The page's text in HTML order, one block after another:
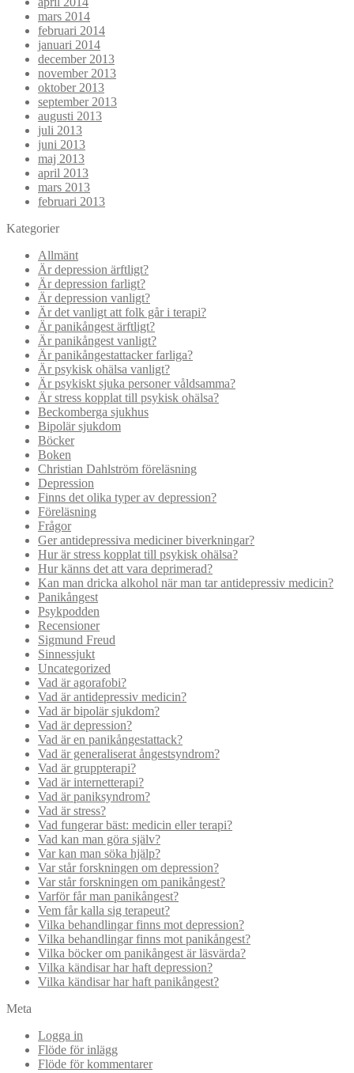
mars 2014
februari 2014
januari 2014
december 2013
november 2013
oktober 2013
september 2013
augusti 2013
juli 2013
juni 2013
maj 2013
april 2013
mars 2013
februari 2013
Kategorier
Allmänt
Är depression ärftligt?
Är depression farligt?
Är depression vanligt?
Är det vanligt att folk går i terapi?
Är panikångest ärftligt?
Är panikångest vanligt?
Är panikångestattacker farliga?
Är psykisk ohälsa vanligt?
Är psykiskt sjuka personer våldsamma?
Är stress kopplat till psykisk ohälsa?
Beckomberga sjukhus
Bipolär sjukdom
Böcker
Boken
Christian Dahlström föreläsning
Depression
Finns det olika typer av depression?
Föreläsning
Frågor
Ger antidepressiva mediciner biverkningar?
Hur är stress kopplat till psykisk ohälsa?
Hur känns det att vara deprimerad?
Kan man dricka alkohol när man tar antidepressiv medicin?
Panikångest
Psykpodden
Recensioner
Sigmund Freud
Sinnessjukt
Uncategorized
Vad är agorafobi?
Vad är antidepressiv medicin?
Vad är bipolär sjukdom?
Vad är depression?
Vad är en panikångestattack?
Vad är generaliserat ångestsyndrom?
Vad är gruppterapi?
Vad är internetterapi?
Vad är paniksyndrom?
Vad är stress?
Vad fungerar bäst: medicin eller terapi?
Vad kan man göra själv?
Var kan man söka hjälp?
Var står forskningen om depression?
Var står forskningen om panikångest?
Varför får man panikångest?
Vem får kalla sig terapeut?
Vilka behandlingar finns mot depression?
Vilka behandlingar finns mot panikångest?
Vilka böcker om panikångest är läsvärda?
Vilka kändisar har haft depression?
Vilka kändisar har haft panikångest?
Meta
Logga in
Flöde för inlägg
Flöde för kommentarer